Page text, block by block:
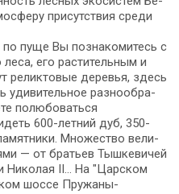
присутствия сре­ди
пуще Вы по­зна­ко­ми­тесь с
его растительным и
реликтовые де­ре­вья, здесь
уди­ви­тель­ное раз­но­об­ра­
по­лю­бо­вать­ся
600-летний дуб, 350-
Множество ве­ли­
— от бра­тьев Тыш­ке­ви­чей
Ни­ко­лая II… На "Царском
шос­се Пружаны-